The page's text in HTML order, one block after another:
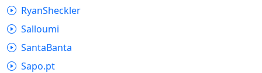
RyanSheckler
Salloumi
SantaBanta
Sapo.pt